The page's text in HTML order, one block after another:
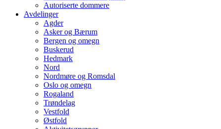
Autoriserte dommere
Avdelinger
Agder
Asker og Bærum
Bergen og omegn
Buskerud
Hedmark
Nord
Nordmøre og Romsdal
Oslo og omegn
Rogaland
Trøndelag
Vestfold
Østfold